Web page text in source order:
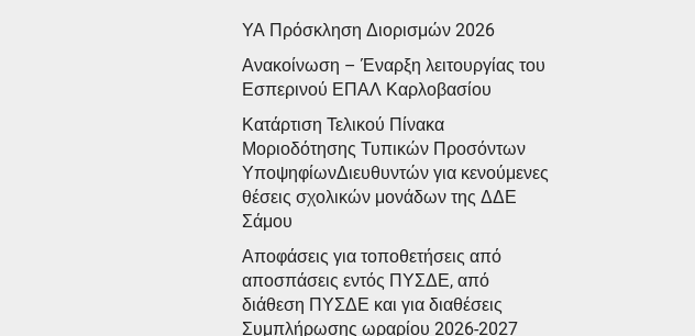
ΥΑ Πρόσκληση Διορισμών 2026
Ανακοίνωση – Έναρξη λειτουργίας του
Εσπερινού ΕΠΑΛ Καρλοβασίου
Κατάρτιση Τελικού Πίνακα
Μοριοδότησης Τυπικών Προσόντων
ΥποψηφίωνΔιευθυντών για κενούμενες
θέσεις σχολικών μονάδων της ΔΔΕ
Σάμου
Αποφάσεις για τοποθετήσεις από
αποσπάσεις εντός ΠΥΣΔΕ, από
διάθεση ΠΥΣΔΕ και για διαθέσεις
Συμπλήρωσης ωραρίου 2026-2027